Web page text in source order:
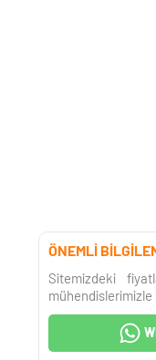
ÖNEMLİ
Sitemizdeki
mühendislerimizle